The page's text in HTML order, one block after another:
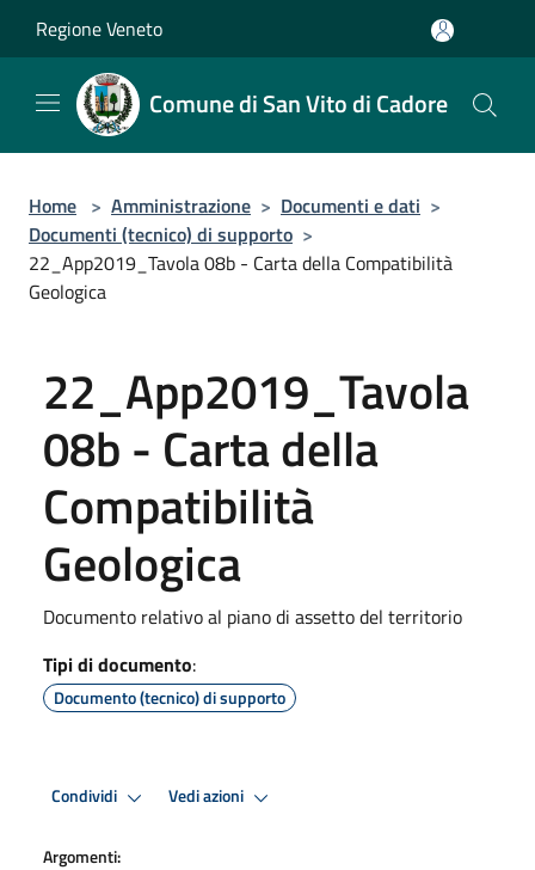
Regione Veneto
Comune di San Vito di Cadore
Home > Amministrazione > Documenti e dati >
Documenti (tecnico) di supporto >
22_App2019_Tavola 08b - Carta della Compatibilità
Geologica
22_App2019_Tavola
08b - Carta della
Compatibilità
Geologica
Documento relativo al piano di assetto del territorio
Tipi di documento:
Documento (tecnico) di supporto
Condividi Vedi azioni
Argomenti: